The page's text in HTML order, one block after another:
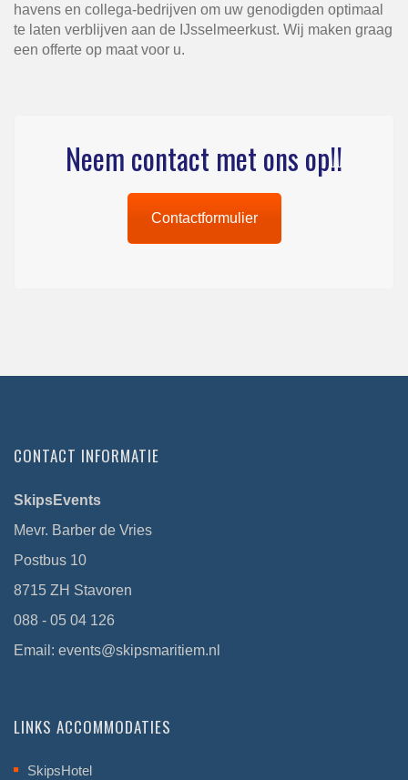
havens en collega-bedrijven om uw genodigden optimaal
te laten verblijven aan de IJsselmeerkust. Wij maken graag
een offerte op maat voor u.
Neem contact met ons op!!
Contactformulier
CONTACT INFORMATIE
SkipsEvents
Mevr. Barber de Vries
Postbus 10
8715 ZH Stavoren
088 - 05 04 126
Email: events@skipsmaritiem.nl
LINKS ACCOMMODATIES
SkipsHotel